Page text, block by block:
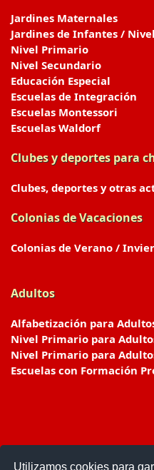
Utilizamos cookies para
Jardines Maternales
Jardines de Infantes /
Nivel Primario
Nivel Secundario
Educación Especial
Escuelas de Integración
Escuelas Montessori
Escuelas Waldorf
Clubes y deportes para
Clubes, deportes y otras
Colonias de Vacaciones
Colonias de Verano /
Adultos
Alfabetización para
Nivel Primario para
Nivel Primario para
Escuelas con Formación